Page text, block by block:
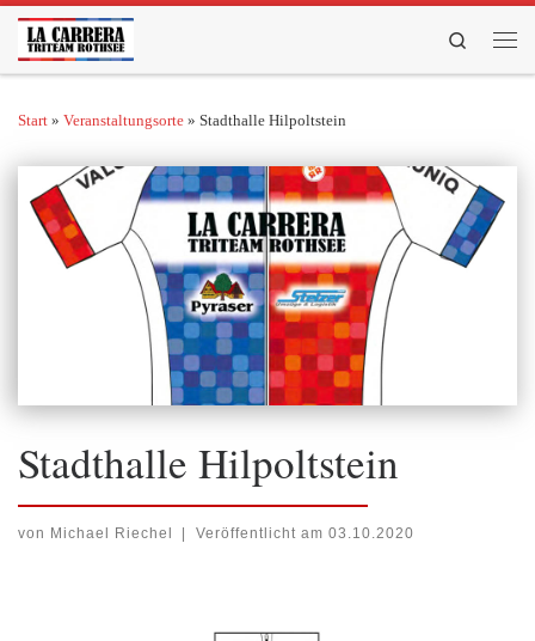
Zum Inhalt springen
Search
Start » Veranstaltungsorte » Stadthalle Hilpoltstein
Stadthalle Hilpoltstein
von Michael Riechel | Veröffentlicht am 03.10.2020